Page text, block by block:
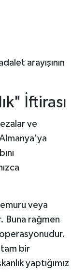
arayışının
İftirası
ve
veya
Buna rağmen
bir
yaptığımız